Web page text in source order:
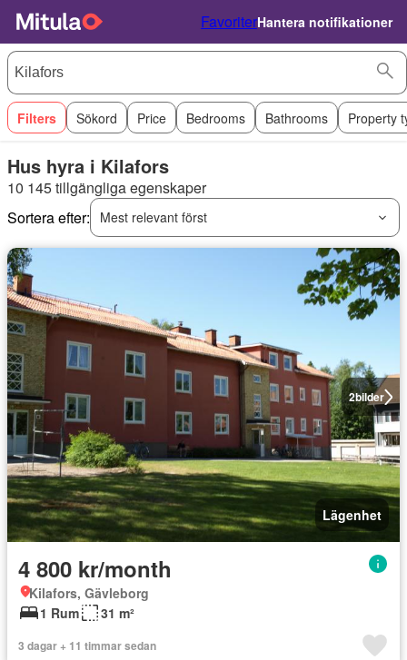
FavoriterHantera notifikationer
Filters Sökord Price Bedrooms Bathrooms Property
Hus hyra i Kilafors
10 145 tillgängliga egenskaper
Sortera efter:
Mest relevant först
2bilder
Lägenhet
4 800 kr/month
Kilafors, Gävleborg
1 Rum
31 m²
3 dagar + 11 timmar sedan